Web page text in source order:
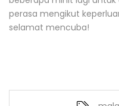
perasa mengikut
selamat mencuba!
malay